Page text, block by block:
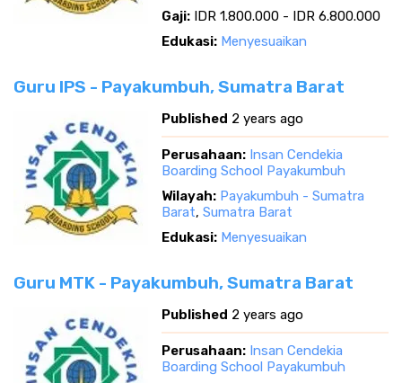
Gaji: IDR 1.800.000 - IDR 6.800.000
Edukasi: Menyesuaikan
Guru IPS - Payakumbuh, Sumatra Barat
Published 2 years ago
Perusahaan: Insan Cendekia
Boarding School Payakumbuh
Wilayah: Payakumbuh - Sumatra
Barat, Sumatra Barat
Edukasi: Menyesuaikan
Guru MTK - Payakumbuh, Sumatra Barat
Published 2 years ago
Perusahaan: Insan Cendekia
Boarding School Payakumbuh